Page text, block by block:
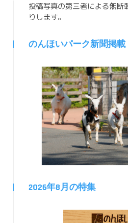
投稿写真の第三者による無断
りします。
のんほいパーク新聞掲載
2026年8月の特集